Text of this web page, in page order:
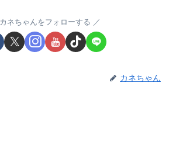
カネちゃんをフォローする
カネちゃん